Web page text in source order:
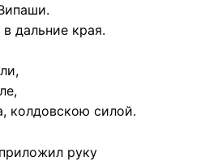
дальние края.
колдовскою силой.
руку